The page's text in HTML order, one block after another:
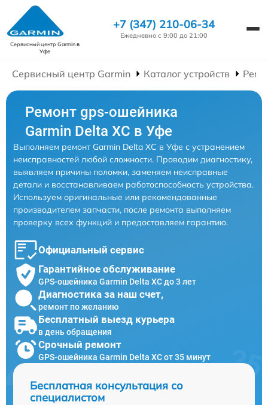
Сервисный центр Garminв
Уфе
+7 (347) 210-06-34
Ежедневно с 9:00 до 21:00
Сервисный центр Garmin Каталог устройств
Ремонт gps-ошейника
Garmin Delta XC в Уфе
Выполняем ремонт Garmin Delta XC в Уфе с устранением
неисправностей любой сложности. Проводим диагностику,
выявляем причины поломки, заменяем неисправные
детали и восстанавливаем работоспособность устройства.
Используем оригинальные или рекомендованные
производителем запчасти, после ремонта выполняем
проверку всех функций и предоставляем гарантию.
Официальный сервис
Гарантийное обслуживание
GPS-ошейника Garmin Delta XC до 3 лет
Диагностика за наш счет,
ремонт по желанию
Бесплатный выезд курьера
в день обращения
Срочный ремонт
GPS-ошейника Garmin Delta XC от 35 минут
Бесплатная консультация со
специалистом